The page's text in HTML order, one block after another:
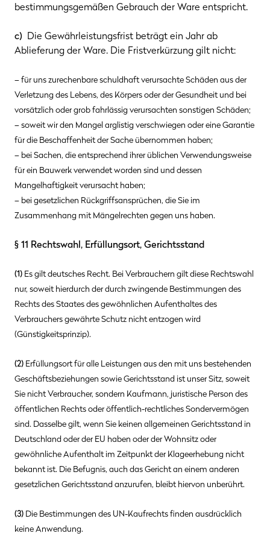
bestimmungsgemäßen Gebrauch der Ware entspricht.
c) Die Gewährleistungsfrist beträgt ein Jahr ab
Ablieferung der Ware. Die Fristverkürzung gilt nicht:
– für uns zurechenbare schuldhaft verursachte Schäden aus der
Verletzung des Lebens, des Körpers oder der Gesundheit und bei
vorsätzlich oder grob fahrlässig verursachten sonstigen Schäden;
– soweit wir den Mangel arglistig verschwiegen oder eine Garantie
für die Beschaffenheit der Sache übernommen haben;
– bei Sachen, die entsprechend ihrer üblichen Verwendungsweise
für ein Bauwerk verwendet worden sind und dessen
Mangelhaftigkeit verursacht haben;
– bei gesetzlichen Rückgriffsansprüchen, die Sie im
Zusammenhang mit Mängelrechten gegen uns haben.
§ 11 Rechtswahl, Erfüllungsort, Gerichtsstand
(1) Es gilt deutsches Recht. Bei Verbrauchern gilt diese Rechtswahl
nur, soweit hierdurch der durch zwingende Bestimmungen des
Rechts des Staates des gewöhnlichen Aufenthaltes des
Verbrauchers gewährte Schutz nicht entzogen wird
(Günstigkeitsprinzip).
(2) Erfüllungsort für alle Leistungen aus den mit uns bestehenden
Geschäftsbeziehungen sowie Gerichtsstand ist unser Sitz, soweit
Sie nicht Verbraucher, sondern Kaufmann, juristische Person des
öffentlichen Rechts oder öffentlich-rechtliches Sondervermögen
sind. Dasselbe gilt, wenn Sie keinen allgemeinen Gerichtsstand in
Deutschland oder der EU haben oder der Wohnsitz oder
gewöhnliche Aufenthalt im Zeitpunkt der Klageerhebung nicht
bekannt ist. Die Befugnis, auch das Gericht an einem anderen
gesetzlichen Gerichtsstand anzurufen, bleibt hiervon unberührt.
(3) Die Bestimmungen des UN-Kaufrechts finden ausdrücklich
keine Anwendung.